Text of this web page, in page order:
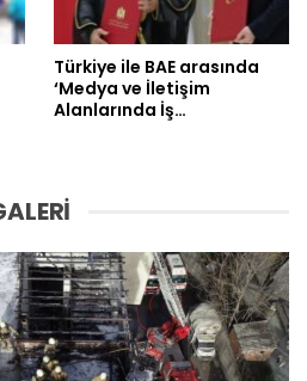
Türkiye ile BAE arasında
‘Medya ve İletişim
Alanlarında İş…